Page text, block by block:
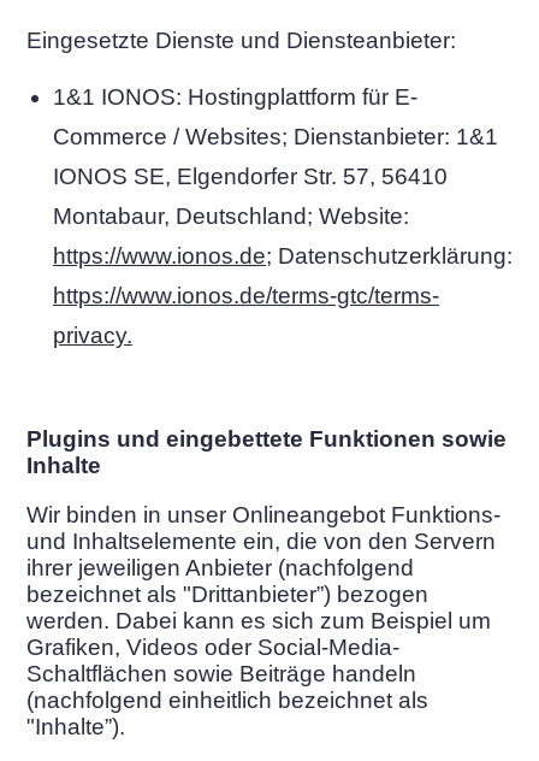
Eingesetzte Dienste und Diensteanbieter:
1&1 IONOS: Hostingplattform für E-
Commerce / Websites; Dienstanbieter: 1&1
IONOS SE, Elgendorfer Str. 57, 56410
Montabaur, Deutschland; Website:
https://www.ionos.de; Datenschutzerklärung:
https://www.ionos.de/terms-gtc/terms-
privacy.
Plugins und eingebettete Funktionen sowie
Inhalte
Wir binden in unser Onlineangebot Funktions-
und Inhaltselemente ein, die von den Servern
ihrer jeweiligen Anbieter (nachfolgend
bezeichnet als "Drittanbieter”) bezogen
werden. Dabei kann es sich zum Beispiel um
Grafiken, Videos oder Social-Media-
Schaltflächen sowie Beiträge handeln
(nachfolgend einheitlich bezeichnet als
"Inhalte”).